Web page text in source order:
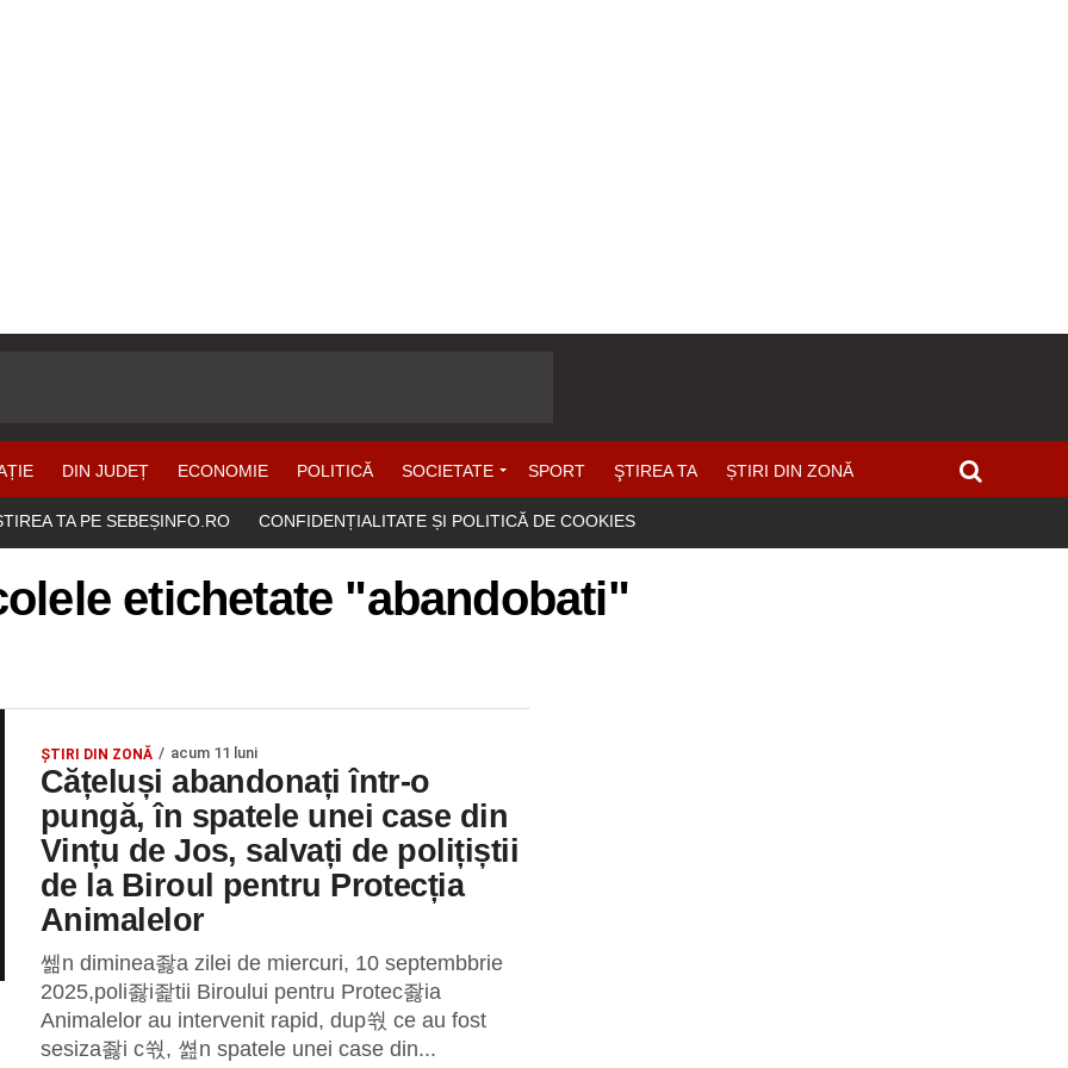
DIN JUDEȚ ECONOMIE POLITICĂ SOCIETATE SPORT ŞTIREA TA ȘTIRI DIN ZONĂ
TA PE SEBEȘINFO.RO CONFIDENȚIALITATE ȘI POLITICĂ DE COOKIES
etichetate "abandobati"
ȘTIRI DIN ZONĂ acum 11 luni
Cățeluși abandonați într-o
pungă, în spatele unei case din
Vințu de Jos, salvați de polițiștii
de la Biroul pentru Protecția
Animalelor
쎎n diminea좛a zilei de miercuri, 10 septembbrie
2025,poli좛i좙tii Biroului pentru Protec좛ia
Animalelor au intervenit rapid, dup쒃 ce au fost
sesiza좛i c쒃, 쎮n spatele unei case din...